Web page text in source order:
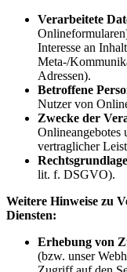
Verarbeitete
Interesse an
Meta-/
Adressen).
Betroffene
Nutzer von
Zwecke der
vertraglicher
lit. f. DSGVO).
Weitere Hinweise zu
Diensten:
Erhebung von
(bzw. unser